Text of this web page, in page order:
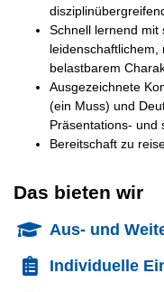
Schnell lernend mit
belastbarem
Ausgezeichnete
(ein Muss) und
Präsentations- und
Bereitschaft zu
Das bieten wir
Aus- und
Individuelle